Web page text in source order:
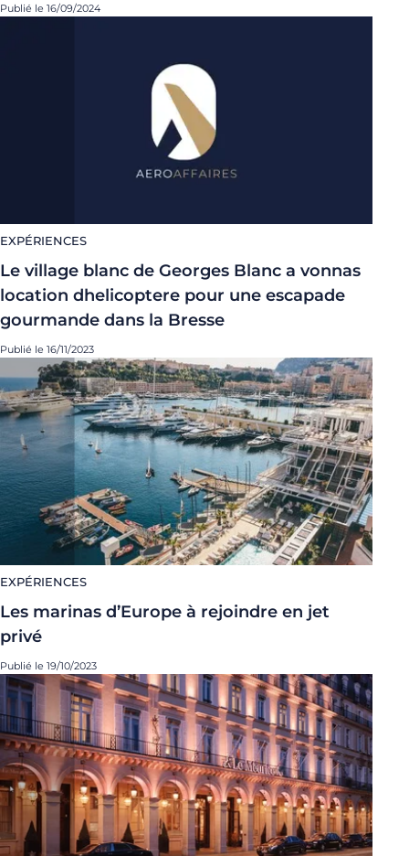
Publié le 16/09/2024
EXPÉRIENCES
Le village blanc de Georges Blanc a vonnas
location dhelicoptere pour une escapade
gourmande dans la Bresse
Publié le 16/11/2023
EXPÉRIENCES
Les marinas d’Europe à rejoindre en jet
privé
Publié le 19/10/2023